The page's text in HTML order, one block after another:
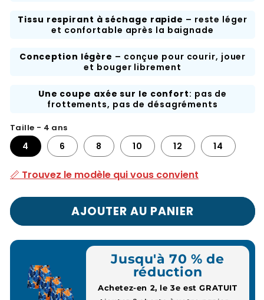
Tissu respirant à séchage rapide – reste léger
et confortable après la baignade
Conception légère – conçue pour courir, jouer
et bouger librement
Une coupe axée sur le confort: pas de
frottements, pas de désagréments
Taille - 4 ans
4 6 8 10 12 14
📏 Trouvez le modèle qui vous convient
AJOUTER AU PANIER
Jusqu'à 70 % de
réduction
Achetez-en 2, le 3e est GRATUIT